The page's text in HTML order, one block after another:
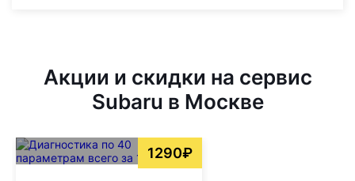
Акции и скидки на сервис
Subaru в Москве
1290₽